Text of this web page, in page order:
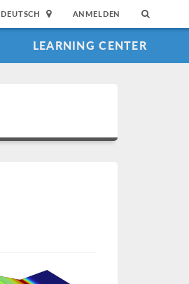
DEUTSCH ANMELDEN
LEARNING CENTER